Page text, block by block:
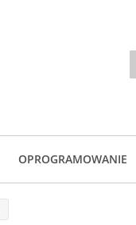
OPROGRAMOWANIE